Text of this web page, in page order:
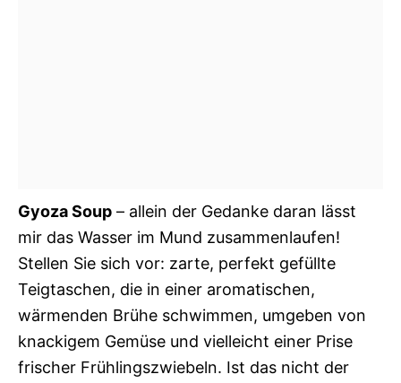
Gyoza Soup – allein der Gedanke daran lässt
mir das Wasser im Mund zusammenlaufen!
Stellen Sie sich vor: zarte, perfekt gefüllte
Teigtaschen, die in einer aromatischen,
wärmenden Brühe schwimmen, umgeben von
knackigem Gemüse und vielleicht einer Prise
frischer Frühlingszwiebeln. Ist das nicht der